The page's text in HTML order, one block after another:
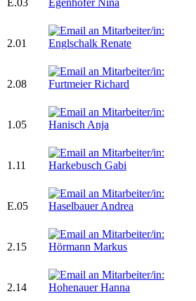
E.03
2.01
2.08
1.05
1.11
E.05
2.15
2.14